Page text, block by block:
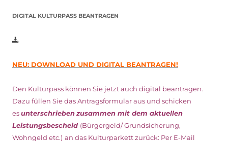
DIGITAL KULTURPASS BEANTRAGEN
NEU: DOWNLOAD UND DIGITAL BEANTRAGEN!
Den Kulturpass können Sie jetzt auch digital beantragen.
Dazu füllen Sie das Antragsformular aus und schicken
esunterschriebenzusammen mit dem aktuellen
Leistungsbescheid (Bürgergeld/ Grundsicherung,
Wohngeld etc.) an das Kulturparkett zurück: Per E-Mail